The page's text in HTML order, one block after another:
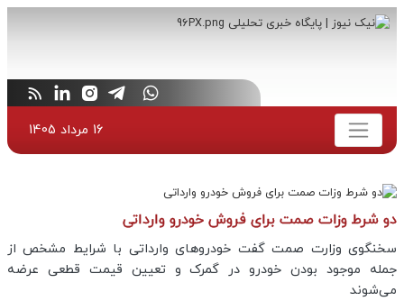
16 مرداد 1405
دو شرط وزات صمت برای فروش خودرو وارداتی
سخنگوی وزارت صمت گفت خودروهای وارداتی با شرایط مشخص از
جمله موجود بودن خودرو در گمرک و تعیین قیمت قطعی عرضه
می‌شوند